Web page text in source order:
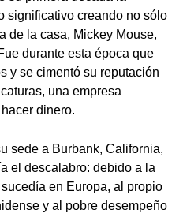
significativo creando no sólo
de la casa, Mickey Mouse,
durante esta época que
y se cimentó su reputación
una empresa
dinero.
sede a Burbank, California,
el descalabro: debido a la
en Europa, al propio
y al pobre desempeño